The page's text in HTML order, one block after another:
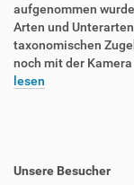
aufgenommen
Arten und
taxonomischen
noch mit der
lesen
Unsere Besucher